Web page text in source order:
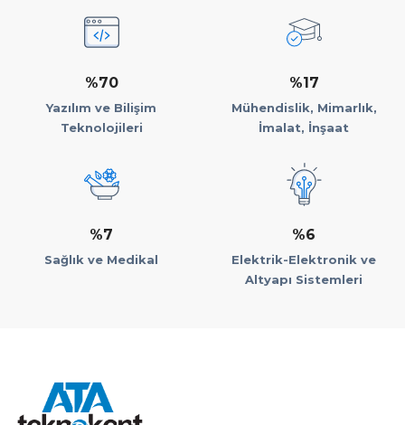
%70
Yazılım ve Bilişim
Teknolojileri
%17
Mühendislik, Mimarlık,
İmalat, İnşaat
%7
Sağlık ve Medikal
%6
Elektrik-Elektronik ve
Altyapı Sistemleri